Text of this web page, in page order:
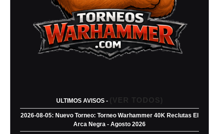
ULTIMOS AVISOS - (VER TODOS)
2026-08-05: Nuevo Torneo: Torneo Warhammer 40K Reclutas El
Arca Negra - Agosto 2026